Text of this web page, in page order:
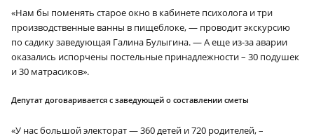
«Нам бы поменять старое окно в кабинете психолога и три
производственные ванны в пищеблоке, — проводит экскурсию
по садику заведующая Галина Булыгина. — А еще из-за аварии
оказались испорчены постельные принадлежности – 30 подушек
и 30 матрасиков».
Депутат договаривается с заведующей о составлении сметы
«У нас большой электорат — 360 детей и 720 родителей, –